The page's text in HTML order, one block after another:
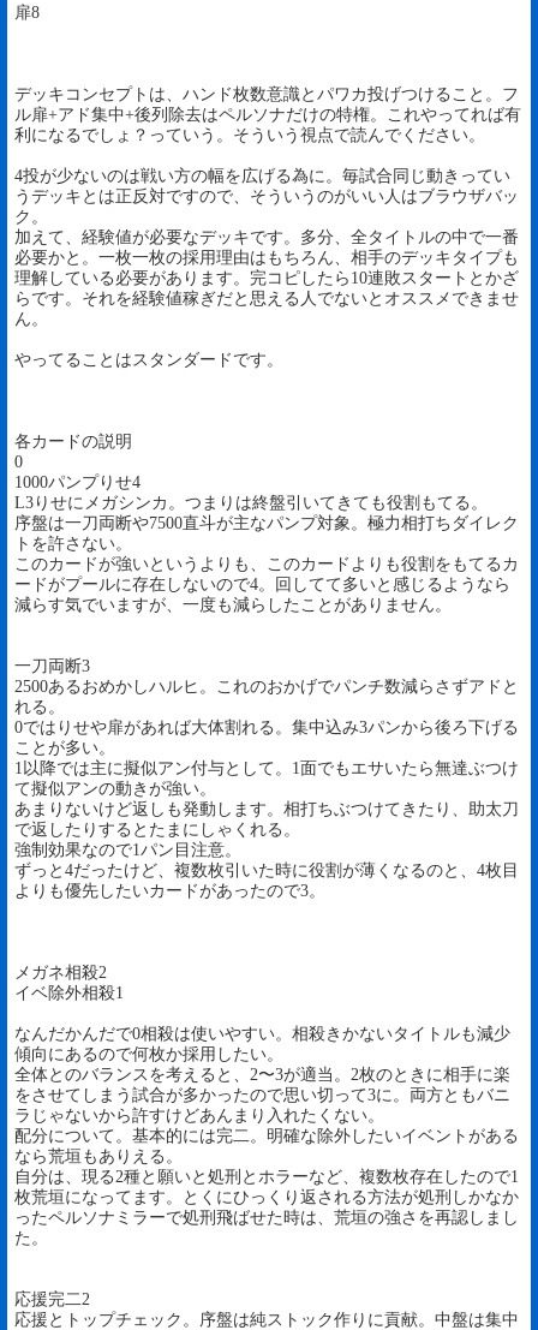
扉8
デッキコンセプトは、ハンド枚数意識とパワカ投げつけること。フ
ル扉+アド集中+後列除去はペルソナだけの特権。これやってれば有
利になるでしょ？っていう。そういう視点で読んでください。
4投が少ないのは戦い方の幅を広げる為に。毎試合同じ動きってい
うデッキとは正反対ですので、そういうのがいい人はブラウザバッ
ク。
加えて、経験値が必要なデッキです。多分、全タイトルの中で一番
必要かと。一枚一枚の採用理由はもちろん、相手のデッキタイプも
理解している必要があります。完コピしたら10連敗スタートとかざ
らです。それを経験値稼ぎだと思える人でないとオススメできませ
ん。
やってることはスタンダードです。
各カードの説明
0
1000パンプりせ4
L3りせにメガシンカ。つまりは終盤引いてきても役割もてる。
序盤は一刀両断や7500直斗が主なパンプ対象。極力相打ちダイレク
トを許さない。
このカードが強いというよりも、このカードよりも役割をもてるカ
ードがプールに存在しないので4。回してて多いと感じるようなら
減らす気でいますが、一度も減らしたことがありません。
一刀両断3
2500あるおめかしハルヒ。これのおかげでパンチ数減らさずアドと
れる。
0ではりせや扉があれば大体割れる。集中込み3パンから後ろ下げる
ことが多い。
1以降では主に擬似アン付与として。1面でもエサいたら無達ぶつけ
て擬似アンの動きが強い。
あまりないけど返しも発動します。相打ちぶつけてきたり、助太刀
で返したりするとたまにしゃくれる。
強制効果なので1パン目注意。
ずっと4だったけど、複数枚引いた時に役割が薄くなるのと、4枚目
よりも優先したいカードがあったので3。
メガネ相殺2
イベ除外相殺1
なんだかんだで0相殺は使いやすい。相殺きかないタイトルも減少
傾向にあるので何枚か採用したい。
全体とのバランスを考えると、2〜3が適当。2枚のときに相手に楽
をさせてしまう試合が多かったので思い切って3に。両方ともバニ
ラじゃないから許すけどあんまり入れたくない。
配分について。基本的には完二。明確な除外したいイベントがある
なら荒垣もありえる。
自分は、現る2種と願いと処刑とホラーなど、複数枚存在したので1
枚荒垣になってます。とくにひっくり返される方法が処刑しかなか
ったペルソナミラーで処刑飛ばせた時は、荒垣の強さを再認しまし
た。
応援完二2
応援とトップチェック。序盤は純ストック作りに貢献。中盤は集中